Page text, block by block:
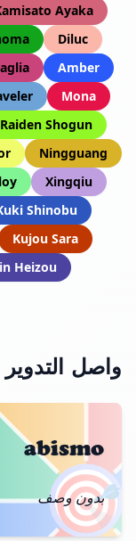
Ayaka
Diluc
Amber
Mona
Raiden Shogun
Ningguang
Xingqiu
Shinobu
Kujou Sara
Heizou
واصل التدوير
🎯
abismo
بدون وصف